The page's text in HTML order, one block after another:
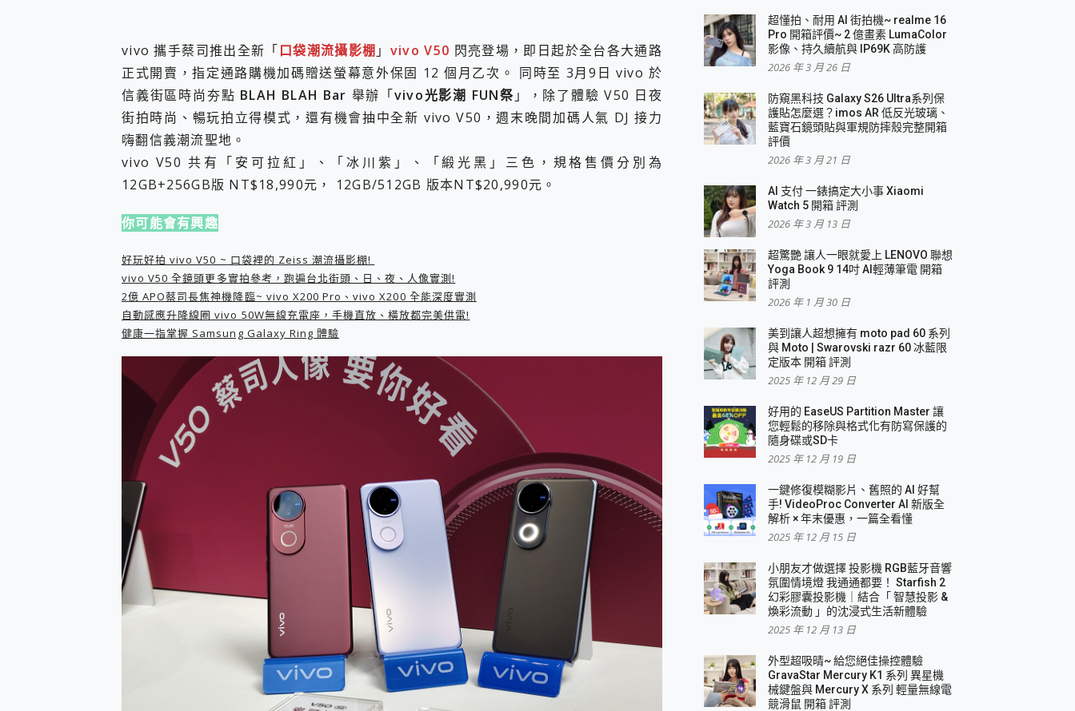
小體積 40000mAh 超大容量 一次充5個設備 充好充滿 CUKTECH 酷態科 300W 微型充電站 開箱 評測
97.3% 恢復率，資料救援就是這麼簡單 EaseUS Data Recovery Wizard Free 18.0.0 業界最好的資料救援軟體
磁碟系統大風吹 有了 磁碟管理程式 EaseUS Partition Master 就是這麼簡單
全新 SONY Xperia 1 VI 開箱! 相機實測! 長焦覆蓋更遠更清晰、2日長續航、頂尖影音娛樂效能~
Xiaomi 14 Ultra 開箱 評測~ 有深度的 Leica 影像旗艦手機! 加碼小旗艦 Xiaomi 14 開箱 評測
vivo TWS 3e 真無線藍牙耳機智慧降噪升級、音質明亮溫潤，並支援雙設備連接~
MSI Claw 掌機專屬配件包 來囉 完美保護 MSI Claw A1M-026TW 電競掌機
人像旗艦 vivo V30 系列 開箱 評測! 首搭蔡司光學鏡頭、攝影棚級柔光環、拍攝功能最好玩的美拍神機 vivo V30 Pro
多個願望一次滿足 超強散熱 微星 MSI Claw A1M-026TW 電競掌機 開箱 評測
一吸完美對位 擁有超強吸力與超好用的隱磁支架 O-ONE MAG 最會吸的行動電源 開箱 評測
ASUS Pad 全面應援 Me Time，加碼愛奇藝黃金雙周卡體驗，專案價最低 NT$0 起
榮耀 HONOR 600 Pro x MOLLY Limited Edition 限量版開賣，攜手味全龍進駐大巨蛋萬人盛典
OPPO Reno16 系列銷售亮眼，攜手《Pingu™企鵝家族》推出限量聯名周邊
vivo 攜手蔡司推出全新「口袋潮流攝影棚 」 vivo V50 閃亮登場，即日起於全台各大通路
正式開賣，指定通路購機加碼贈送螢幕意外保固 12 個月乙次。 同時至 3月9日 vivo 於
信義街區時尚夯點 BLAH BLAH Bar 舉辦「vivo光影潮 FUN祭 」，除了體驗 V50 日夜
街拍時尚、暢玩拍立得模式，還有機會抽中全新 vivo V50，週末晚間加碼人氣 DJ 接力
嗨翻信義潮流聖地。
vivo V50 共有「安可拉紅」、「冰川紫」、「緞光黑」三色，規格售價分別為
12GB+256GB版 NT$18,990元， 12GB/512GB 版本NT$20,990元。
你可能會有興趣
好玩好拍 vivo V50 ~ 口袋裡的 Zeiss 潮流攝影棚!
vivo V50 全鏡頭更多實拍參考，跑遍台北街頭、日、夜、人像實測!
2億 APO蔡司長焦神機降臨~ vivo X200 Pro、vivo X200 全能深度實測
自動感應升降線圈 vivo 50W無線充電座，手機直放、橫放都完美供電!
健康一指掌握 Samsung Galaxy Ring 體驗
超懂拍、耐用 AI 街拍機~ realme 16
Pro 開箱評價~ 2 億畫素 LumaColor
影像、持久續航與 IP69K 高防護
2026 年 3 月 26 日
防窺黑科技 Galaxy S26 Ultra系列保
護貼怎麼選？imos AR 低反光玻璃、
藍寶石鏡頭貼與軍規防摔殼完整開箱
評價
2026 年 3 月 21 日
AI 支付 一錶搞定大小事 Xiaomi
Watch 5 開箱 評測
2026 年 3 月 13 日
超驚艷 讓人一眼就愛上 LENOVO 聯想
Yoga Book 9 14吋 AI輕薄筆電 開箱
評測
2026 年 1 月 30 日
美到讓人超想擁有 moto pad 60 系列
與 Moto | Swarovski razr 60 冰藍限
定版本 開箱 評測
2025 年 12 月 29 日
好用的 EaseUS Partition Master 讓
您輕鬆的移除與格式化有防寫保護的
隨身碟或SD卡
2025 年 12 月 19 日
一鍵修復模糊影片、舊照的 AI 好幫
手! VideoProc Converter AI 新版全
解析 × 年末優惠，一篇全看懂
2025 年 12 月 15 日
小朋友才做選擇 投影機 RGB藍牙音響
氛圍情境燈 我通通都要！ Starfish 2
幻彩膠囊投影機｜結合「 智慧投影 &
煥彩流動 」的沈浸式生活新體驗
2025 年 12 月 13 日
外型超吸晴~ 給您絕佳操控體驗
GravaStar Mercury K1 系列 異星機
械鍵盤與 Mercury X 系列 輕量無線電
競滑鼠 開箱 評測